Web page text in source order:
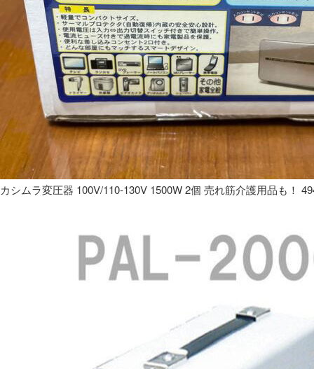
カシムラ変圧器 100V/110-130V 1500W 2個 売れ筋介護用品も！